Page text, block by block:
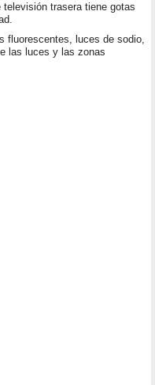
trasera tiene gotas
fluorescentes, luces de sodio,
las luces y las zonas